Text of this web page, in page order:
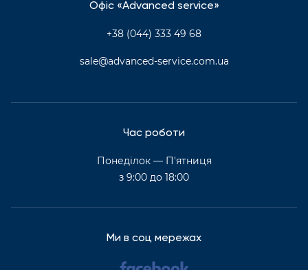
Офіс «Advanced service»
+38 (044) 333 49 68
sale@advanced-service.com.ua
Час роботи
Понеділок — П'ятниця
з 9:00 до 18:00
Ми в соц мережах